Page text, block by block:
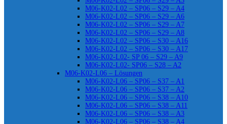
M06-K02-L02 – SP06 – S29 – A4
M06-K02-L02 – SP06 – S29 – A6
M06-K02-L02 – SP06 – S29 – A7
M06-K02-L02 – SP06 – S29 – A8
M06-K02-L02 – SP06 – S30 – A16
M06-K02-L02 – SP06 – S30 – A17
M06-K02-L02- SP 06 – S29 – A9
M06-K02-L02- SP06 – S28 – A2
M06-K02-L06 – Lösungen
M06-K02-L06 – SP06 – S37 – A1
M06-K02-L06 – SP06 – S37 – A2
M06-K02-L06 – SP06 – S38 – A10
M06-K02-L06 – SP06 – S38 – A11
M06-K02-L06 – SP06 – S38 – A3
M06-K02-L06 – SP06 – S38 – A4